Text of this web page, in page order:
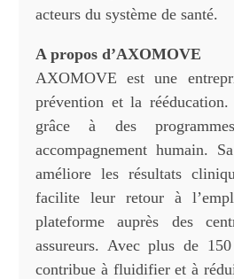
acteurs du système de santé.
A propos d’AXOMOVE
AXOMOVE est une
prévention et la
grâce à des
accompagnement humain.
améliore les résultats
facilite leur retour à
plateforme auprès des
assureurs. Avec plus de
contribue à fluidifier et à